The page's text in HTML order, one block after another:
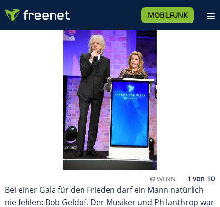
MOBILFUNK
©WENN
Bei einer Gala für den Frieden darf ein Mann natürlich
nie fehlen: Bob Geldof. Der Musiker und Philanthrop war